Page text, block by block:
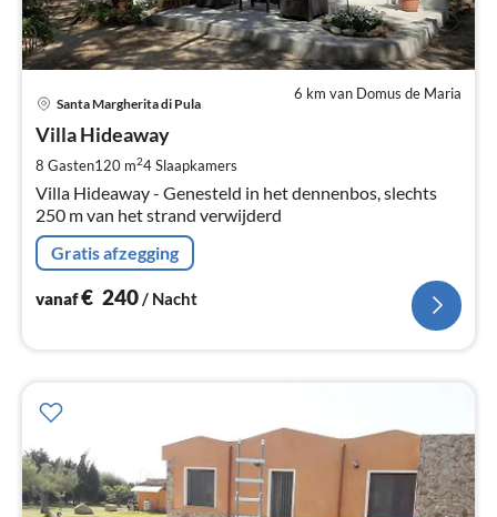
6 km van Domus de Maria
Santa Margherita di Pula
Villa Hideaway
8 Gasten120 m24Slaapkamers
Villa Hideaway - Genesteld in het dennenbos, slechts
250 m van het strand verwijderd
Gratis afzegging
vanaf€ 240 / Nacht